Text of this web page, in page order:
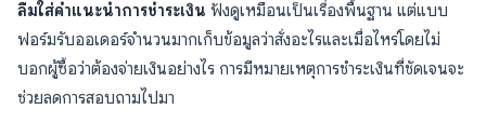
ลืมใส่คำแนะนำการชำระเงิน ฟังดูเหมือนเป็นเรื่องพื้นฐาน แต่แบบ
ฟอร์มรับออเดอร์จำนวนมากเก็บข้อมูลว่าสั่งอะไรและเมื่อไหร่โดยไม่
บอกผู้ซื้อว่าต้องจ่ายเงินอย่างไร การมีหมายเหตุการชำระเงินที่ชัดเจนจะ
ช่วยลดการสอบถามไปมา